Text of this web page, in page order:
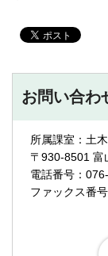
お問い合わ
所属課室：土
〒930-8501 富
電話番号：
ファックス番